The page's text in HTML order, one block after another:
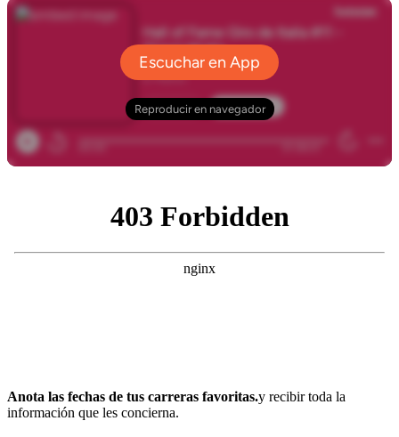
Anota las fechas de tus carreras favoritas.y recibir toda la
información que les concierna.